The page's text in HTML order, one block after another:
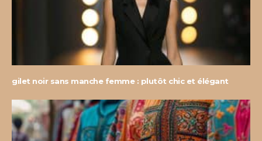
gilet noir sans manche femme : plutôt chic et élégant